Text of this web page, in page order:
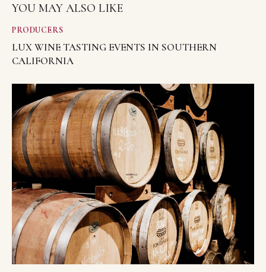
YOU MAY ALSO LIKE
PRODUCERS
LUX WINE TASTING EVENTS IN SOUTHERN
CALIFORNIA